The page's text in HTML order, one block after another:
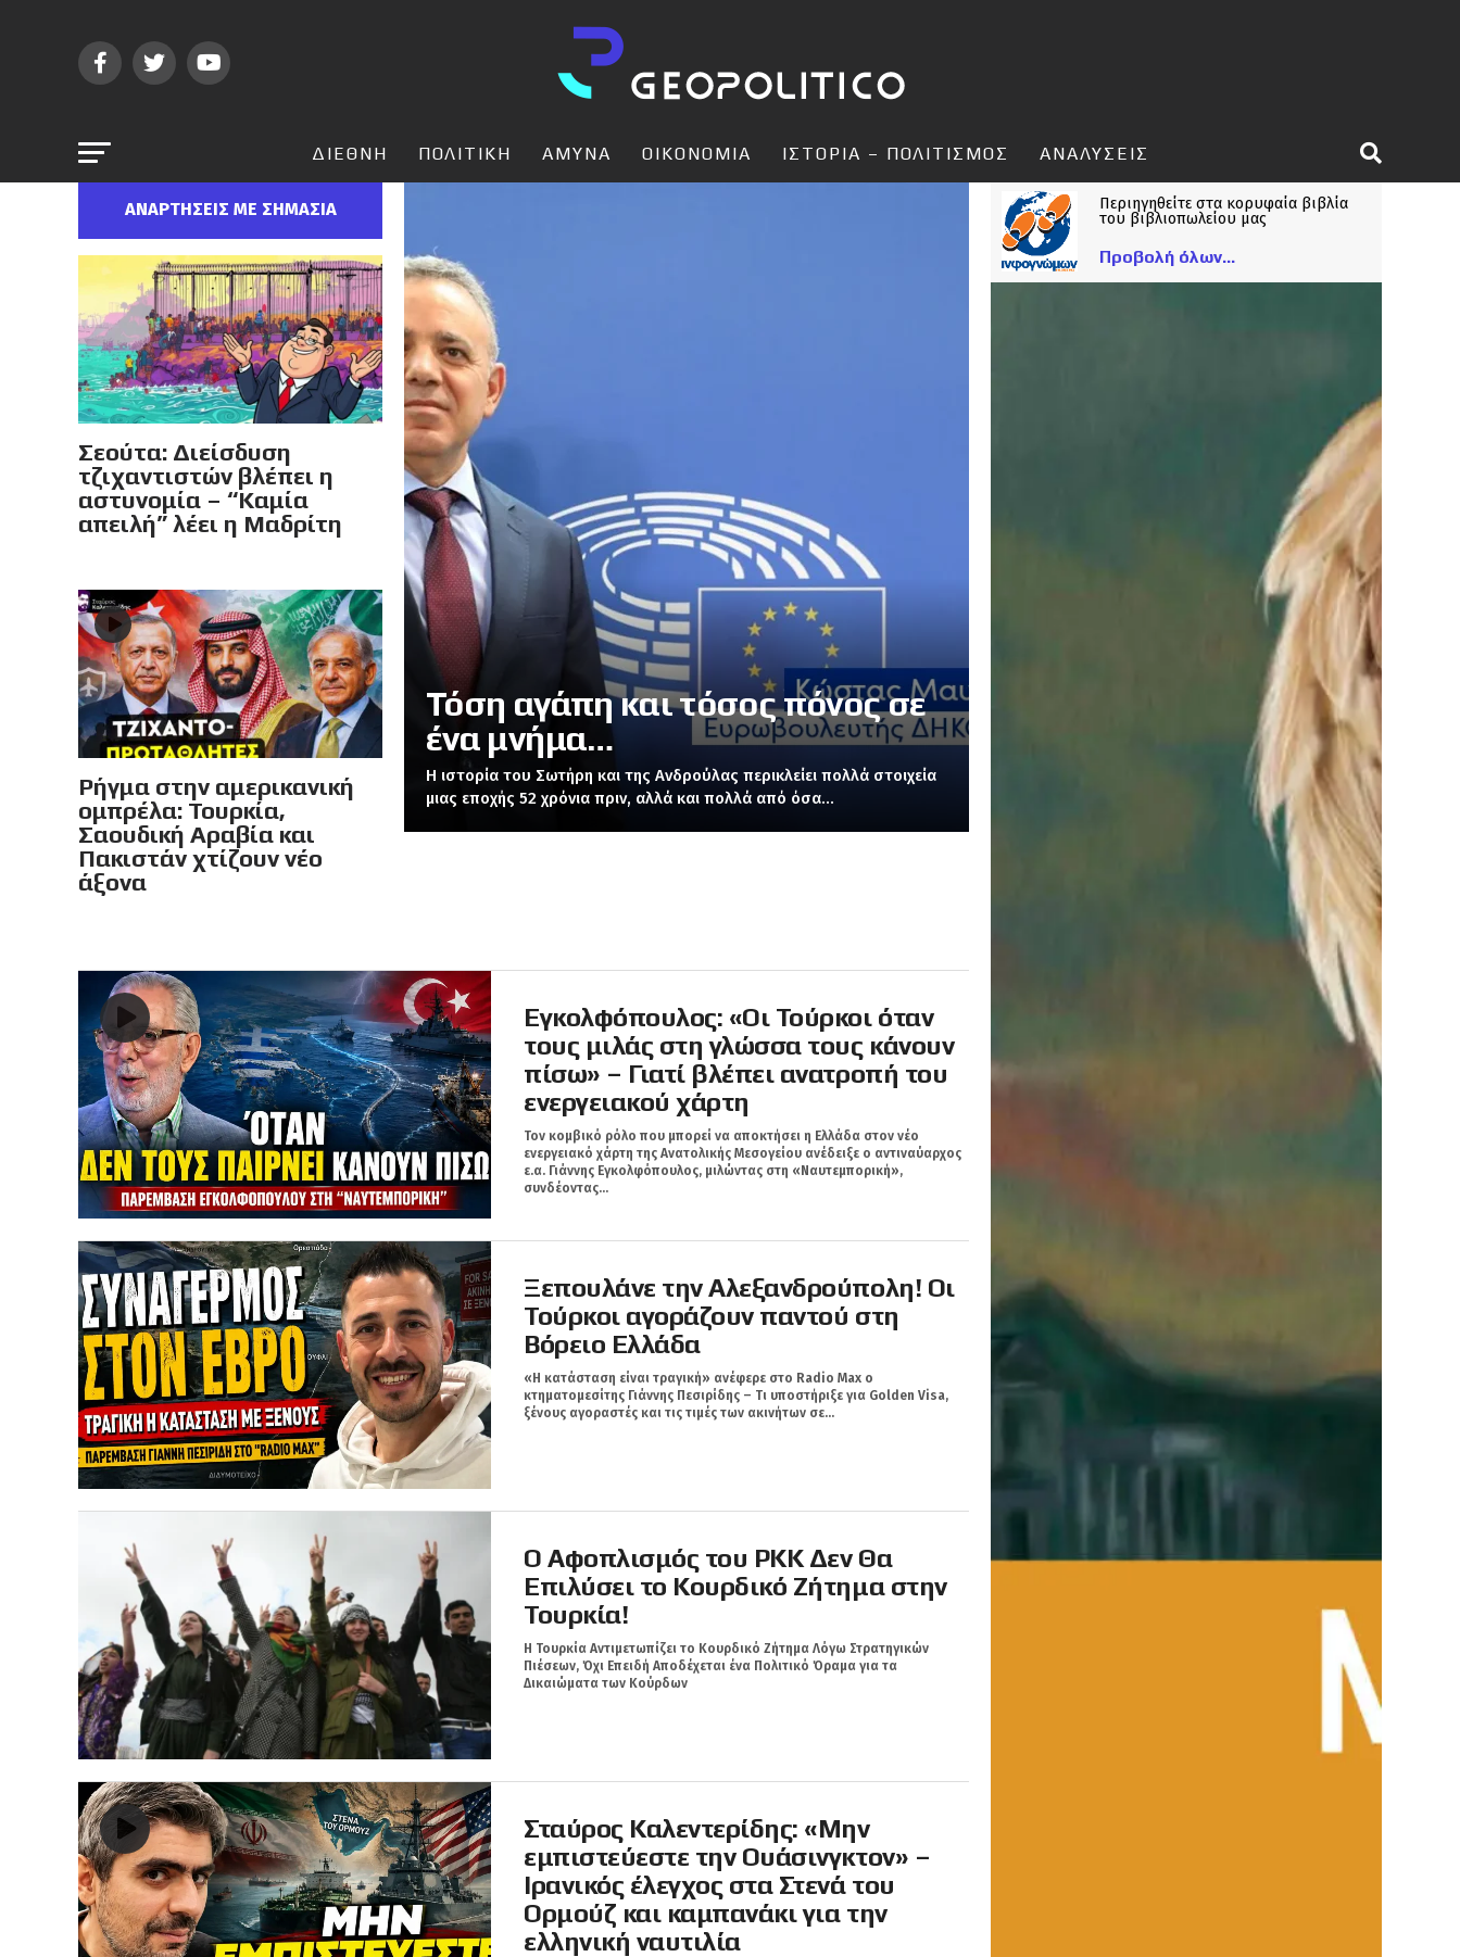
ΔΙΕΘΝΗ ΠΟΛΙΤΙΚΗ ΑΜΥΝΑ ΟΙΚΟΝΟΜΙΑ ΙΣΤΟΡΙΑ – ΠΟΛΙΤΙΣΜΟΣ ΑΝΑΛΥΣΕΙΣ
Τόση αγάπη και τόσος πόνος σε
ένα μνήμα…
Η ιστορία του Σωτήρη και της Ανδρούλας περικλείει πολλά στοιχεία
μιας εποχής 52 χρόνια πριν, αλλά και πολλά από όσα...
ΑΝΑΡΤΗΣΕΙΣ ΜΕ ΣΗΜΑΣΙΑ
Σεούτα: Διείσδυση
τζιχαντιστών βλέπει η
αστυνομία – “Καμία
απειλή” λέει η Μαδρίτη
Ρήγμα στην αμερικανική
ομπρέλα: Τουρκία,
Σαουδική Αραβία και
Πακιστάν χτίζουν νέο
άξονα
Εγκολφόπουλος: «Οι Τούρκοι όταν
τους μιλάς στη γλώσσα τους κάνουν
πίσω» – Γιατί βλέπει ανατροπή του
ενεργειακού χάρτη
Τον κομβικό ρόλο που μπορεί να αποκτήσει η Ελλάδα στον νέο
ενεργειακό χάρτη της Ανατολικής Μεσογείου ανέδειξε ο αντιναύαρχος
ε.α. Γιάννης Εγκολφόπουλος, μιλώντας στη «Ναυτεμπορική»,
συνδέοντας...
Ξεπουλάνε την Αλεξανδρούπολη! Οι
Τούρκοι αγοράζουν παντού στη
Βόρειο Ελλάδα
«Η κατάσταση είναι τραγική» ανέφερε στο Radio Max ο
κτηματομεσίτης Γιάννης Πεσιρίδης – Τι υποστήριξε για Golden Visa,
ξένους αγοραστές και τις τιμές των ακινήτων σε...
Ο Αφοπλισμός του PKK Δεν Θα
Επιλύσει το Κουρδικό Ζήτημα στην
Τουρκία!
Η Τουρκία Αντιμετωπίζει το Κουρδικό Ζήτημα Λόγω Στρατηγικών
Πιέσεων, Όχι Επειδή Αποδέχεται ένα Πολιτικό Όραμα για τα
Δικαιώματα των Κούρδων
Σταύρος Καλεντερίδης: «Μην
εμπιστεύεστε την Ουάσινγκτον» –
Ιρανικός έλεγχος στα Στενά του
Ορμούζ και καμπανάκι για την
ελληνική ναυτιλία
Περιηγηθείτε στα κορυφαία βιβλία
του βιβλιοπωλείου μας
Προβολή όλων